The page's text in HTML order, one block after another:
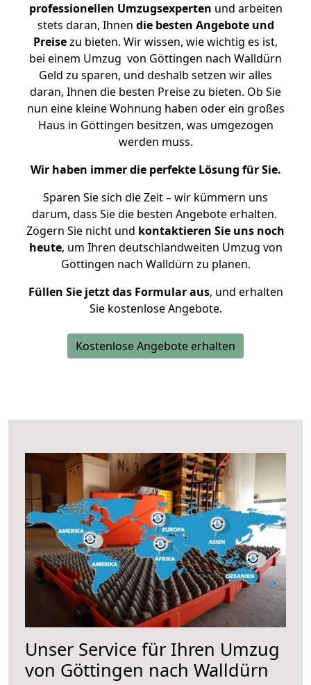
professionellen Umzugsexperten und arbeiten
stets daran, Ihnen die besten Angebote und
Preisezu bieten. Wir wissen, wie wichtig es ist,
bei einem Umzug von Göttingen nach Walldürn
Geld zu sparen, und deshalb setzen wir alles
daran, Ihnen die besten Preise zu bieten. Ob Sie
nun eine kleine Wohnung haben oder ein großes
Haus in Göttingen besitzen, was umgezogen
werden muss.
Wir haben immer die perfekte Lösung für Sie.
Sparen Sie sich die Zeit – wir kümmern uns
darum, dass Sie die besten Angebote erhalten.
Zögern Sie nicht und kontaktieren Sie uns noch
heute, um Ihren deutschlandweiten Umzug von
Göttingen nach Walldürn zu planen.
Füllen Sie jetzt das Formular aus, und erhalten
Sie kostenlose Angebote.
Kostenlose Angebote erhalten
Unser Service für Ihren Umzug
von Göttingen nach Walldürn